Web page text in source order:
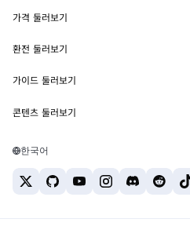
MetaMask Connect
Snaps
웹3 서비스
보안
고객 지원
채용
가격 둘러보기
이더리움 가격
솔라나 가격
테더 가격
환전 둘러보기
ETH를 USD로 환전
USDT를 INR로 환전
BTC를 INR로 환전
ETH를 USDT로 환전
가이드 둘러보기
ETH 매수
USDT 매수
콘텐츠 둘러보기
솔라나 지갑
한국어